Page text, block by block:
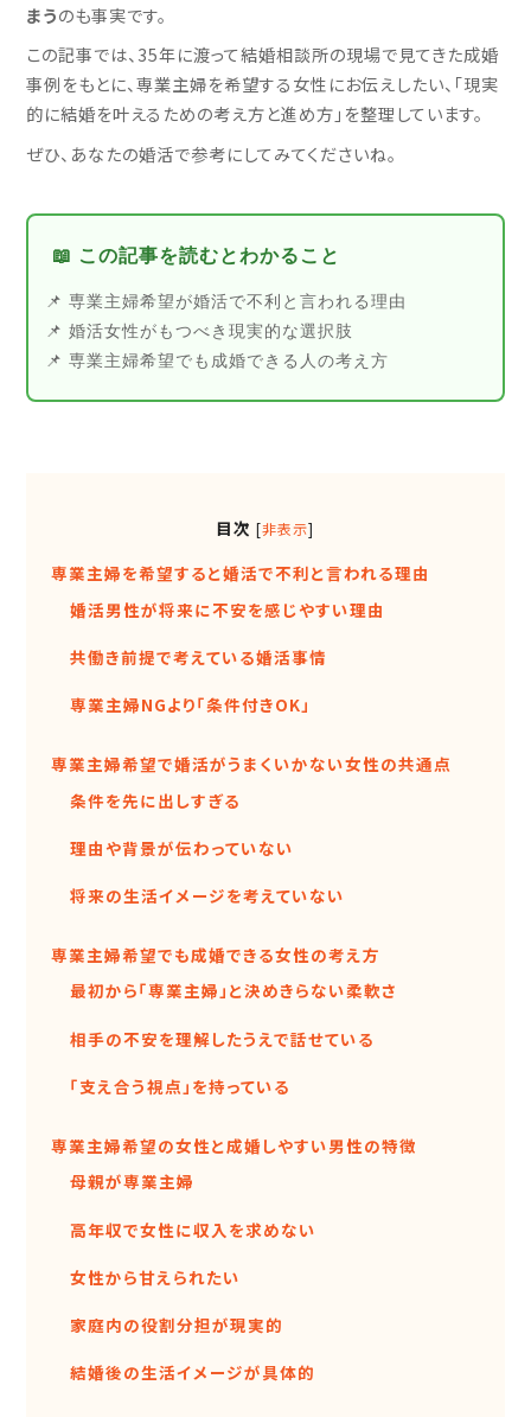
まうのも事実です。
この記事では、35年に渡って結婚相談所の現場で見てきた成婚
事例をもとに、専業主婦を希望する女性にお伝えしたい、「現実
的に結婚を叶えるための考え方と進め方」を整理しています。
ぜひ、あなたの婚活で参考にしてみてくださいね。
📖 この記事を読むとわかること
専業主婦希望が婚活で不利と言われる理由
婚活女性がもつべき現実的な選択肢
専業主婦希望でも成婚できる人の考え方
目次 [非表示]
専業主婦を希望すると婚活で不利と言われる理由
婚活男性が将来に不安を感じやすい理由
共働き前提で考えている婚活事情
専業主婦NGより「条件付きOK」
専業主婦希望で婚活がうまくいかない女性の共通点
条件を先に出しすぎる
理由や背景が伝わっていない
将来の生活イメージを考えていない
専業主婦希望でも成婚できる女性の考え方
最初から「専業主婦」と決めきらない柔軟さ
相手の不安を理解したうえで話せている
「支え合う視点」を持っている
専業主婦希望の女性と成婚しやすい男性の特徴
母親が専業主婦
高年収で女性に収入を求めない
女性から甘えられたい
家庭内の役割分担が現実的
結婚後の生活イメージが具体的